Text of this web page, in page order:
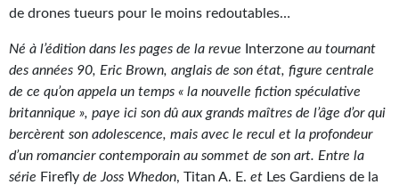
Le prix des lecteurs
GOODIES
Goodies Gotland
Tirages d’art Une Heure-Lumière
PLUS
de drones tueurs pour le moins redoutables…
Né à l’édition dans les pages de la revue Interzone au tournant
des années 90, Eric Brown, anglais de son état, figure centrale
de ce qu’on appela un temps « la nouvelle fiction spéculative
britannique », paye ici son dû aux grands maîtres de l’âge d’or qui
bercèrent son adolescence, mais avec le recul et la profondeur
d’un romancier contemporain au sommet de son art. Entre la
série Firefly de Joss Whedon, Titan A. E. et Les Gardiens de la